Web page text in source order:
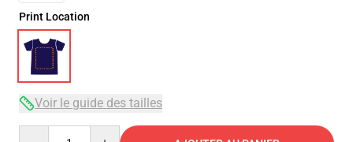
Print Location
Voir le guide des tailles